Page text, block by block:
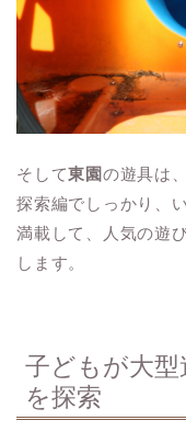
そして東園の遊具は
探索編でしっかり、
満載して、人気の遊
します。
子どもが大
を探索